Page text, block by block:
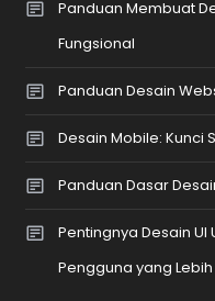
Panduan Membuat
Fungsional
Panduan Desain
Desain Mobile: Kunci
Panduan Dasar
Pentingnya Desain UI
Pengguna yang Lebih